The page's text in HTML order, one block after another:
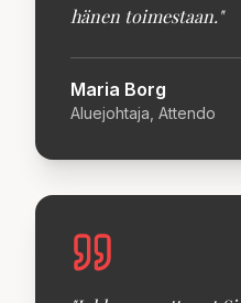
hänen toimestaan."
Maria Borg
Aluejohtaja, Attendo